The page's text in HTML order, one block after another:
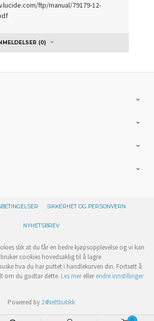
ftp/manual/79179-12-
(0)
SIKKERHET OG PERSONVERN
NYHETSBREV
slik at du får en bedre kjøpsopplevelse og vi kan
cookies hovedsaklig til å lagre
hva du har puttet i handlekurven din. Fortsett å
om du godtar dette. Les merellerendre innstillinger
Powered by 24Nettbutikk